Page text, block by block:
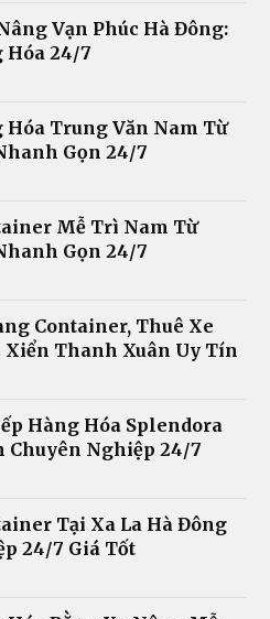
Vạn Phúc Hà Đông:
Hóa 24/7
Hóa Trung Văn Nam Từ
Gọn 24/7
Mễ Trì Nam Từ
Gọn 24/7
Container, Thuê Xe
Xiển Thanh Xuân Uy Tín
Hàng Hóa Splendora
Chuyên Nghiệp 24/7
Tại Xa La Hà Đông
24/7 Giá Tốt